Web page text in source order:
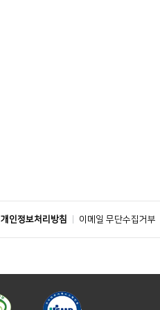
개인정보처리방침 이메일 무단수집거부